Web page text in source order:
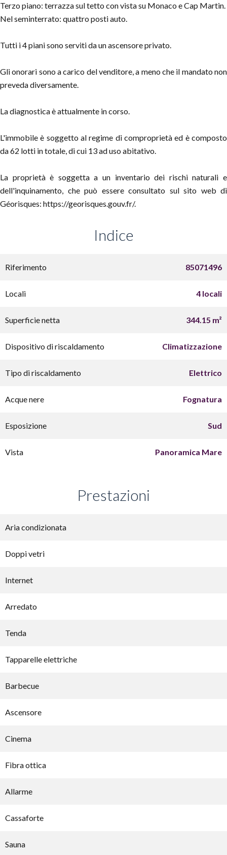
Terzo piano: terrazza sul tetto con vista su Monaco e Cap Martin.
Nel seminterrato: quattro posti auto.
Tutti i 4 piani sono serviti da un ascensore privato.
Gli onorari sono a carico del venditore, a meno che il mandato non
preveda diversamente.
La diagnostica è attualmente in corso.
L'immobile è soggetto al regime di comproprietà ed è composto
da 62 lotti in totale, di cui 13 ad uso abitativo.
La proprietà è soggetta a un inventario dei rischi naturali e
dell'inquinamento, che può essere consultato sul sito web di
Géorisques: https://georisques.gouv.fr/.
Indice
Riferimento 85071496
Locali 4 locali
Superficie netta 344.15 m²
Dispositivo di riscaldamento Climatizzazione
Tipo di riscaldamento Elettrico
Acque nere Fognatura
Esposizione Sud
Vista Panoramica Mare
Prestazioni
Aria condizionata
Doppi vetri
Internet
Arredato
Tenda
Tapparelle elettriche
Barbecue
Ascensore
Cinema
Fibra ottica
Allarme
Cassaforte
Sauna